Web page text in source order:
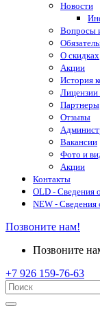
Новости
Вопросы
О скидках
Акции
История
Лицензии
Партнеры
Отзывы
Вакансии
Фото и
Акции
Контакты
OLD - Сведения
NEW - Сведения
Позвоните нам!
Позвоните
+7 926 159-76-63